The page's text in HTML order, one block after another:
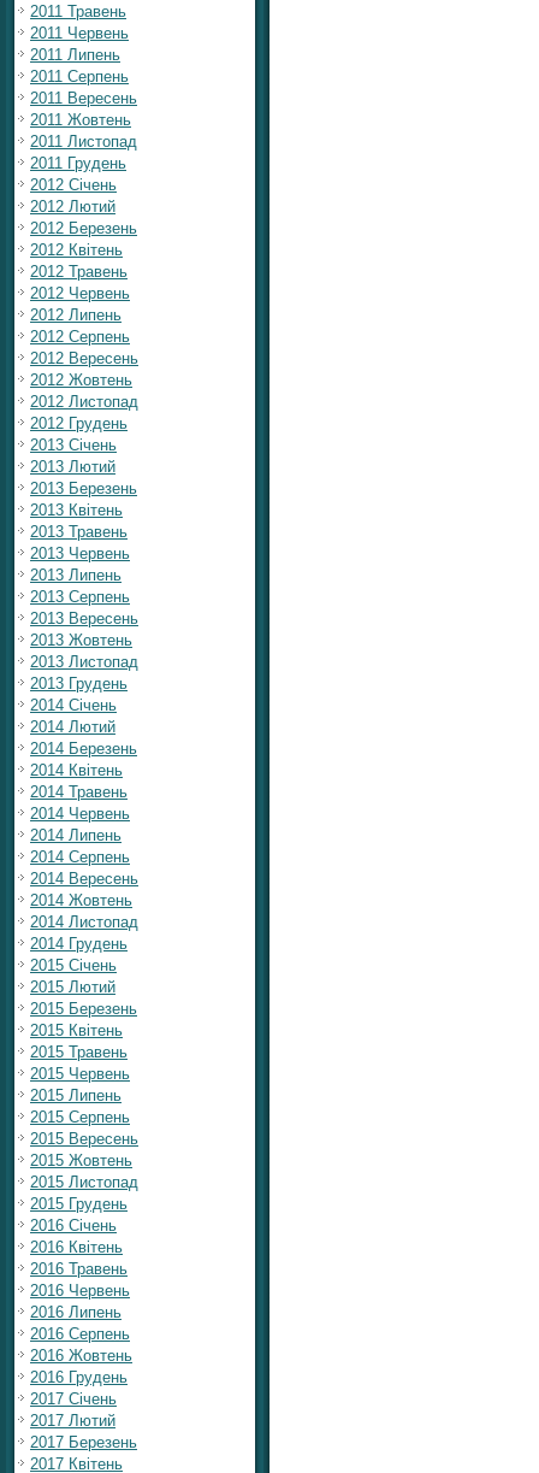
2011 Травень
2011 Червень
2011 Липень
2011 Серпень
2011 Вересень
2011 Жовтень
2011 Листопад
2011 Грудень
2012 Січень
2012 Лютий
2012 Березень
2012 Квітень
2012 Травень
2012 Червень
2012 Липень
2012 Серпень
2012 Вересень
2012 Жовтень
2012 Листопад
2012 Грудень
2013 Січень
2013 Лютий
2013 Березень
2013 Квітень
2013 Травень
2013 Червень
2013 Липень
2013 Серпень
2013 Вересень
2013 Жовтень
2013 Листопад
2013 Грудень
2014 Січень
2014 Лютий
2014 Березень
2014 Квітень
2014 Травень
2014 Червень
2014 Липень
2014 Серпень
2014 Вересень
2014 Жовтень
2014 Листопад
2014 Грудень
2015 Січень
2015 Лютий
2015 Березень
2015 Квітень
2015 Травень
2015 Червень
2015 Липень
2015 Серпень
2015 Вересень
2015 Жовтень
2015 Листопад
2015 Грудень
2016 Січень
2016 Квітень
2016 Травень
2016 Червень
2016 Липень
2016 Серпень
2016 Жовтень
2016 Грудень
2017 Січень
2017 Лютий
2017 Березень
2017 Квітень